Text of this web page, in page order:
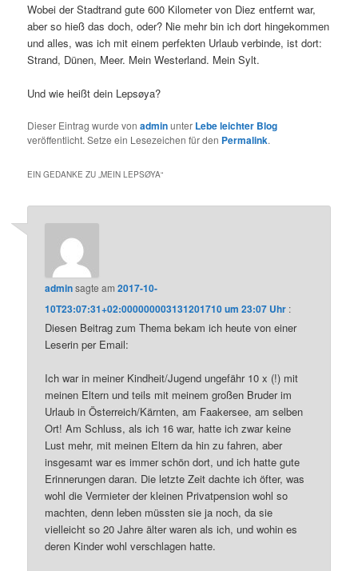
Wobei der Stadtrand gute 600 Kilometer von Diez entfernt war,
aber so hieß das doch, oder? Nie mehr bin ich dort hingekommen
und alles, was ich mit einem perfekten Urlaub verbinde, ist dort:
Strand, Dünen, Meer. Mein Westerland. Mein Sylt.
Und wie heißt dein Lepsøya?
Dieser Eintrag wurde vonadminunter Lebe leichter Blog
veröffentlicht. Setze ein Lesezeichen für den Permalink.
EIN GEDANKE ZU „MEIN LEPSØYA“
adminsagte am2017-10-
10T23:07:31+02:000000003131201710 um 23:07 Uhr :
Diesen Beitrag zum Thema bekam ich heute von einer
Leserin per Email:
Ich war in meiner Kindheit/Jugend ungefähr 10 x (!) mit
meinen Eltern und teils mit meinem großen Bruder im
Urlaub in Österreich/Kärnten, am Faakersee, am selben
Ort! Am Schluss, als ich 16 war, hatte ich zwar keine
Lust mehr, mit meinen Eltern da hin zu fahren, aber
insgesamt war es immer schön dort, und ich hatte gute
Erinnerungen daran. Die letzte Zeit dachte ich öfter, was
wohl die Vermieter der kleinen Privatpension wohl so
machten, denn leben müssten sie ja noch, da sie
vielleicht so 20 Jahre älter waren als ich, und wohin es
deren Kinder wohl verschlagen hatte.